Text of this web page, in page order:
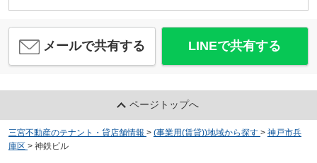
メールで共有する LINEで共有する
ページトップへ
三宮不動産のテナント・貸店舗情報 > (事業用(賃貸))地域から探す > 神戸市兵
庫区 > 神鉄ビル